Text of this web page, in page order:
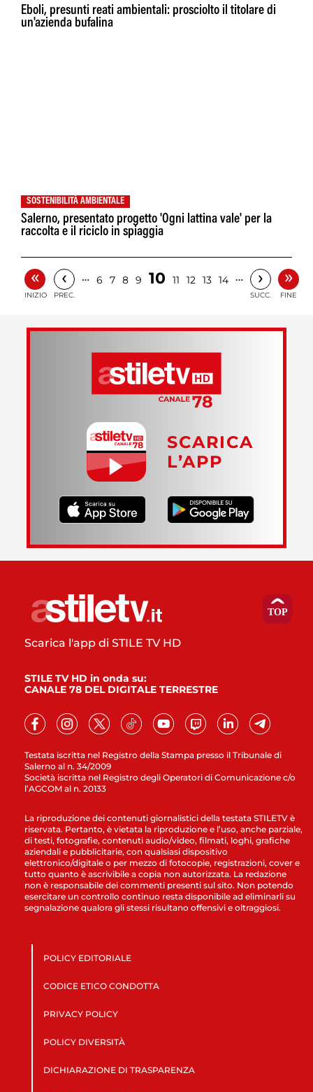
Eboli, presunti reati ambientali: prosciolto il titolare di
un'azienda bufalina
SOSTENIBILITÀ AMBIENTALE
Salerno, presentato progetto 'Ogni lattina vale' per la
raccolta e il riciclo in spiaggia
«
INIZIO
‹
PREC.
… 6 7 8 9 10 11 12 13 14 … ›
SUCC.
»
FINE
SCARICA
L’APP
Testata iscritta nel Registro della Stampa presso il Tribunale di
Salerno al n. 34/2009
Società iscritta nel Registro degli Operatori di Comunicazione c/o
l’AGCOM al n. 20133
Scarica l'app di STILE TV HD
STILE TV HD in onda su:
CANALE 78 DEL DIGITALE TERRESTRE
La riproduzione dei contenuti giornalistici della testata STILETV è
riservata. Pertanto, è vietata la riproduzione e l’uso, anche parziale,
di testi, fotografie, contenuti audio/video, filmati, loghi, grafiche
aziendali e pubblicitarie, con qualsiasi dispositivo
elettronico/digitale o per mezzo di fotocopie, registrazioni, cover e
tutto quanto è ascrivibile a copia non autorizzata. La redazione
non è responsabile dei commenti presenti sul sito. Non potendo
esercitare un controllo continuo resta disponibile ad eliminarli su
segnalazione qualora gli stessi risultano offensivi e oltraggiosi.
POLICY EDITORIALE
CODICE ETICO CONDOTTA
PRIVACY POLICY
POLICY DIVERSITÀ
DICHIARAZIONE DI TRASPARENZA